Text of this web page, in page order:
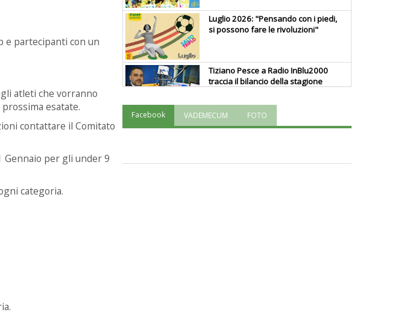
e partecipanti con un
atleti che vorranno
esatate.
contattare il Comitato
Gennaio per gli under 9
categoria.
Luglio 2026: "Pensando con i piedi,
si possono fare le rivoluzioni"
Tiziano Pesce a Radio InBlu2000
traccia il bilancio della stagione
Facebook VADEMECUM FOTO